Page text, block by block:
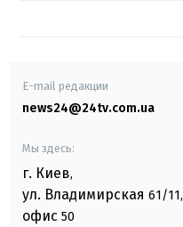
E-mail редакции
news24@24tv.com.ua
Мы здесь:
г. Киев,
ул. Владимирская 61/11,
офис 50